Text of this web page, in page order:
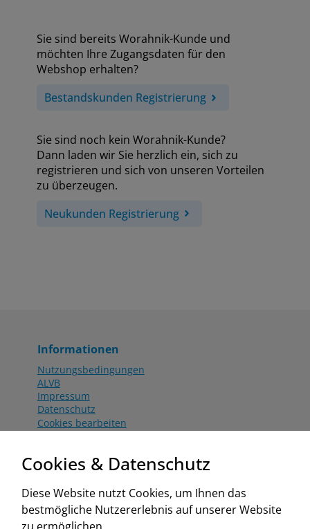
Sie sind bereits Worahnik-Kunde und
möchten Ihre Zugangsdaten für den
Webshop erhalten?
Bestandskunden Registrierung
Sie sind noch kein Worahnik-Kunde?
Dann laden wir Sie herzlich ein, sich zu
registrieren und sich von unseren Vorteilen
zu überzeugen.
Neukunden Registrierung
Informationen
Nutzungsbedingungen
ALVB
Impressum
Datenschutz
Cookies bearbeiten
Aktionsbedingungen
www.worahnik.at
Zentrale Köttlach
Cookies & Datenschutz
Diese Website nutzt Cookies, um Ihnen das
bestmögliche Nutzererlebnis auf unserer Website